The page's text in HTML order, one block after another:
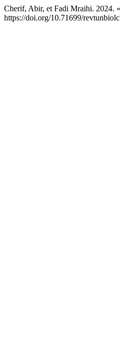
Cherif, Abir, et Fadi Mraihi. 2024.
https://doi.org/10.71699/